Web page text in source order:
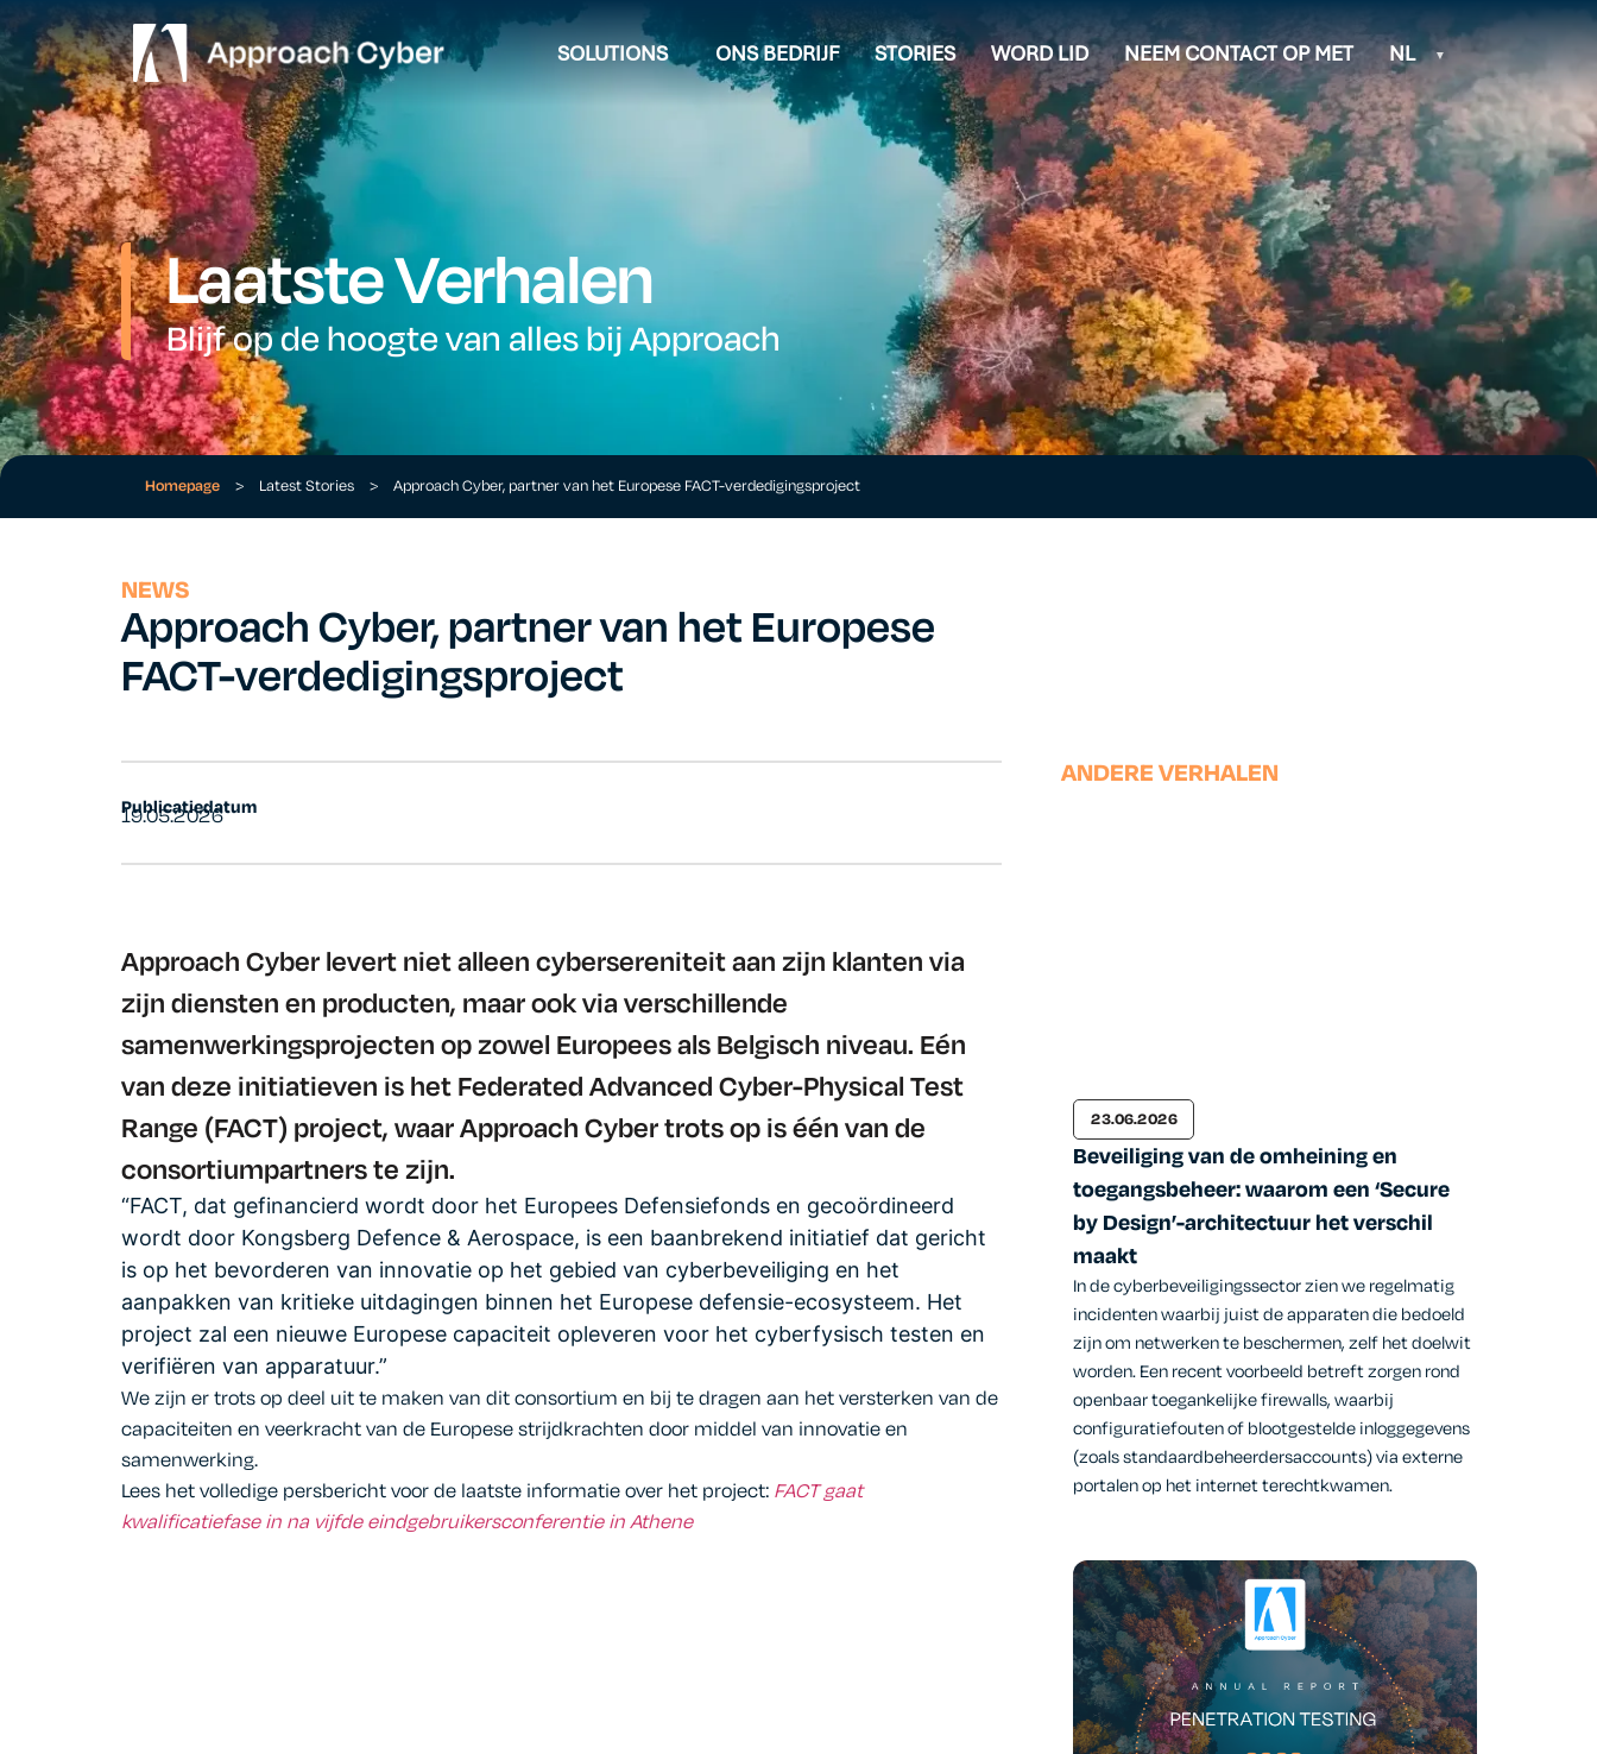
SOLUTIONS ONS BEDRIJF STORIES WORD LID NEEM CONTACT OP MET NL
Laatste Verhalen
Blijf op de hoogte van alles bij Approach
Homepage > Latest Stories > Approach Cyber, partner van het Europese FACT-verdedigingsproject
NEWS
Approach Cyber, partner van het Europese
FACT-verdedigingsproject
Publicatiedatum
19.05.2026
Approach Cyber levert niet alleen cybersereniteit aan zijn klanten via
zijn diensten en producten, maar ook via verschillende
samenwerkingsprojecten op zowel Europees als Belgisch niveau. Eén
van deze initiatieven is het Federated Advanced Cyber-Physical Test
Range (FACT) project, waar Approach Cyber trots op is één van de
consortiumpartners te zijn.
“FACT, dat gefinancierd wordt door het Europees Defensiefonds en gecoördineerd
wordt door Kongsberg Defence & Aerospace, is een baanbrekend initiatief dat gericht
is op het bevorderen van innovatie op het gebied van cyberbeveiliging en het
aanpakken van kritieke uitdagingen binnen het Europese defensie-ecosysteem. Het
project zal een nieuwe Europese capaciteit opleveren voor het cyberfysisch testen en
verifiëren van apparatuur.”
We zijn er trots op deel uit te maken van dit consortium en bij te dragen aan het versterken van de
capaciteiten en veerkracht van de Europese strijdkrachten door middel van innovatie en
samenwerking.
Lees het volledige persbericht voor de laatste informatie over het project: FACT gaat
kwalificatiefase in na vijfde eindgebruikersconferentie in Athene
ANDERE VERHALEN
23.06.2026
Beveiliging van de omheining en
toegangsbeheer: waarom een ‘Secure
by Design’-architectuur het verschil
maakt
In de cyberbeveiligingssector zien we regelmatig
incidenten waarbij juist de apparaten die bedoeld
zijn om netwerken te beschermen, zelf het doelwit
worden. Een recent voorbeeld betreft zorgen rond
openbaar toegankelijke firewalls, waarbij
configuratiefouten of blootgestelde inloggegevens
(zoals standaardbeheerdersaccounts) via externe
portalen op het internet terechtkwamen.